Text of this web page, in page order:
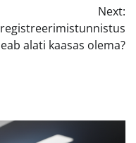
Next:
registreerimistunnistus
alati kaasas olema?